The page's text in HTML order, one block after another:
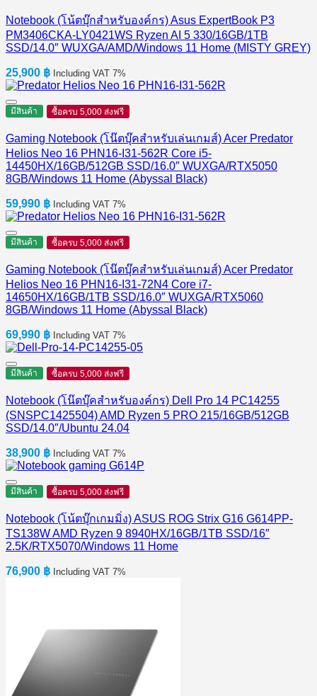
Notebook (โน้ตบุ๊กสำหรับองค์กร) Asus ExpertBook P3
PM3406CKA-LY0421WS Ryzen AI 5 330/16GB/1TB
SSD/14.0″ WUXGA/AMD/Windows 11 Home (MISTY GREY)
25,900 ฿ Including VAT 7%
มีสินค้า ซื้อครบ 5,000 ส่งฟรี
Gaming Notebook (โน๊ตบุ๊คสำหรับเล่นเกมส์) Acer Predator
Helios Neo 16 PHN16-I31-562R Core i5-
14450HX/16GB/512GB SSD/16.0″ WUXGA/RTX5050
8GB/Windows 11 Home (Abyssal Black)
59,990 ฿ Including VAT 7%
มีสินค้า ซื้อครบ 5,000 ส่งฟรี
Gaming Notebook (โน๊ตบุ๊คสำหรับเล่นเกมส์) Acer Predator
Helios Neo 16 PHN16-I31-72N4 Core i7-
14650HX/16GB/1TB SSD/16.0″ WUXGA/RTX5060
8GB/Windows 11 Home (Abyssal Black)
69,990 ฿ Including VAT 7%
มีสินค้า ซื้อครบ 5,000 ส่งฟรี
Notebook (โน๊ตบุ๊คสำหรับองค์กร) Dell Pro 14 PC14255
(SNSPC1425504) AMD Ryzen 5 PRO 215/16GB/512GB
SSD/14.0″/Ubuntu 24.04
38,900 ฿ Including VAT 7%
มีสินค้า ซื้อครบ 5,000 ส่งฟรี
Notebook (โน้ตบุ๊กเกมมิ่ง) ASUS ROG Strix G16 G614PP-
TS138W AMD Ryzen 9 8940HX/16GB/1TB SSD/16″
2.5K/RTX5070/Windows 11 Home
76,900 ฿ Including VAT 7%